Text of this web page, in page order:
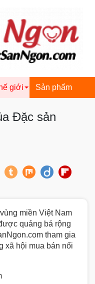
giới Sản phẩm
Đặc sản
miền Việt Nam
quảng bá rộng
tham gia
xã hội mua bán nổi